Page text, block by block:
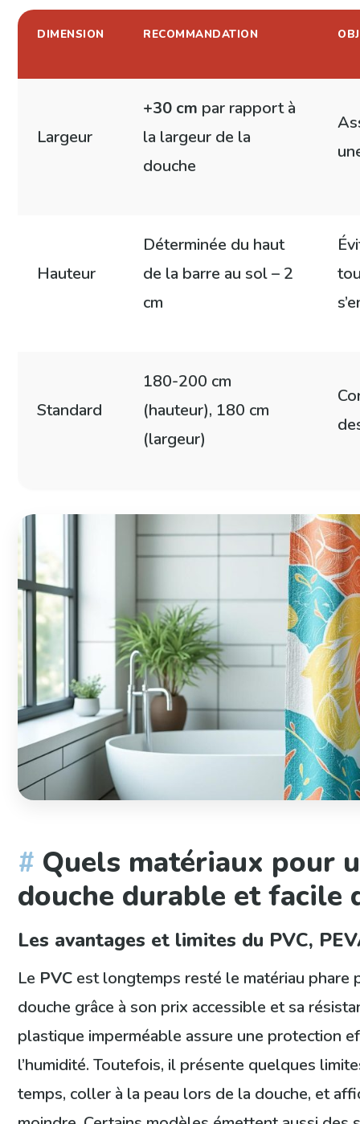
DIMENSION RECOMMANDATION
Largeur
+30 cm par rapport à
la largeur de la
douche
Hauteur
Déterminée du haut
de la barre au sol – 2
cm
Standard
180-200 cm
(hauteur), 180 cm
(largeur)
Quels matériaux pour
douche durable et facile
Les avantages et limites du PVC,
Le PVC est longtemps resté le matériau phare
douche grâce à son prix accessible et sa
plastique imperméable assure une protection
l’humidité. Toutefois, il présente quelques
temps, coller à la peau lors de la douche, et